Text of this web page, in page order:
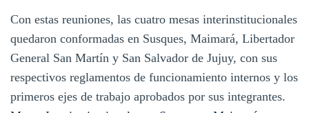
Con estas reuniones, las cuatro mesas interinstitucionales
quedaron conformadas en Susques, Maimará, Libertador
General San Martín y San Salvador de Jujuy, con sus
respectivos reglamentos de funcionamiento internos y los
primeros ejes de trabajo aprobados por sus integrantes.